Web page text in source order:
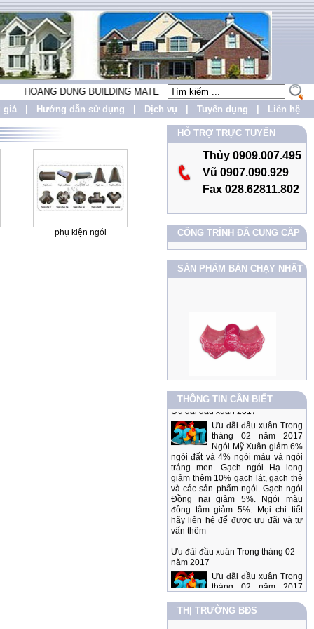
HOANG DUNG BUILDING MATERIALS CO.,LTD LẤY PHƯƠNG
giá Hướng dẫn sử dụng Dịch vụ Tuyển dụng Liên hệ
phụ kiện ngói
HỖ TRỢ TRỰC TUYẾN
Thủy 0909.007.495
Vũ 0907.090.929
Fax 028.62811.802
CÔNG TRÌNH ĐÃ CUNG CẤP
SẢN PHẨM BÁN CHẠY NHẤT
THÔNG TIN CẦN BIẾT
Ưu đãi đầu xuân 2017
Ưu đãi đầu xuân Trong
tháng 02 năm 2017
Ngói Mỹ Xuân giảm 6%
ngói đất và 4% ngói màu và ngói
tráng men. Gạch ngói Hạ long
giảm thêm 10% gạch lát, gạch thẻ
và các sản phẩm ngói. Gạch ngói
Đồng nai giảm 5%. Ngói màu
đồng tâm giảm 5%. Mọi chi tiết
hãy liên hệ để được ưu đãi và tư
vấn thêm
năm 2017
tháng 02 năm 2017
Ngói Mỹ Xuân giảm 6%
ngói đất và 4% ngói màu và ngói
tráng men. Gạch ngói Hạ long
giảm thêm 10% gạch lát, gạch thẻ
THỊ TRƯỜNG BĐS